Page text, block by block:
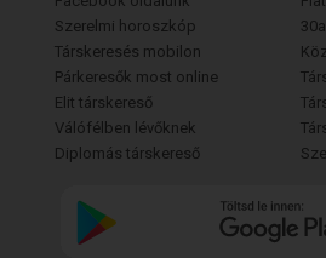
Szerelmi horoszkóp
Társkeresés mobilon
Párkeresők most online
Elit társkereső
Válófélben lévőknek
Diplomás társkereső